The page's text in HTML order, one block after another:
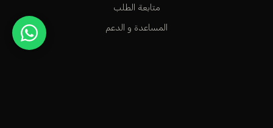
متابعة الطلب
المساعدة و الدعم